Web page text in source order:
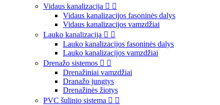
Vidaus kanalizacija  
Vidaus kanalizacijos fasoninės dalys
Vidaus kanalizacijos vamzdžiai
Lauko kanalizacija  
Lauko kanalizacijos fasoninės dalys
Lauko kanalizacijos vamzdžiai
Drenažo sistemos  
Drenažiniai vamzdžiai
Dranažo jungtys
Drenažinės žiotys
PVC šulinio sistema  